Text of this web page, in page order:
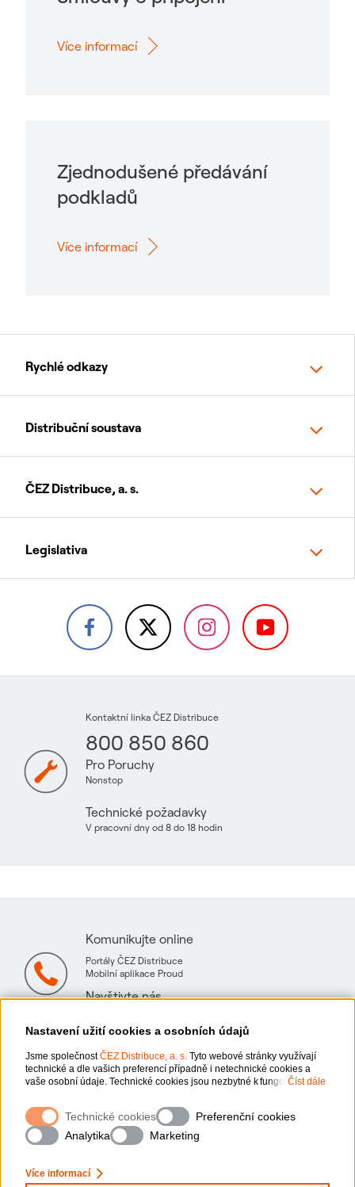
Nastavení užití cookies a osobních údajů
Jsme společnostČEZ Distribuce, a. s. Tyto webové stránky využívají
technické a dle vašich preferencí případně i netechnické cookies a
vaše osobní údaje. Technické cookies jsou nezbytné k fungování
webové stránky vašim preferencím, k personalizaci reklam a analytice.
Pro sběr a zpracování netechnických cookies a vašich osobních údajů,
nám můžete udělit souhlas. Bližší informace o vašich právech,
zpracování osobních údajů, včetně možnosti odvolání udělených
Číst dále
Technické cookies
Preferenční cookies
Analytika
Marketing
Více informací
Více informací
Zjednodušené předávání
podkladů
Více informací
Rychlé odkazy
Distribuční soustava
ČEZ Distribuce, a. s.
Legislativa
Kontaktní linka ČEZ Distribuce
800 850 860
Pro Poruchy
Nonstop
Technické požadavky
V pracovní dny od 8 do 18 hodin
Komunikujte online
Portály ČEZ Distribuce
Mobilní aplikace Proud
Navštivte nás
Ochrana osobních údajů